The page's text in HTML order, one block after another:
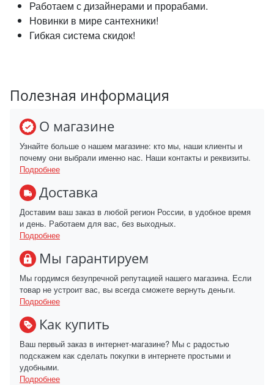
Работаем с дизайнерами и прорабами.
Новинки в мире сантехники!
Гибкая система скидок!
Полезная информация
О магазине
Узнайте больше о нашем магазине: кто мы, наши клиенты и
почему они выбрали именно нас. Наши контакты и реквизиты.
Подробнее
Доставка
Доставим ваш заказ в любой регион России, в удобное время
и день. Работаем для вас, без выходных.
Подробнее
Мы гарантируем
Мы гордимся безупречной репутацией нашего магазина. Если
товар не устроит вас, вы всегда сможете вернуть деньги.
Подробнее
Как купить
Ваш первый заказ в интернет-магазине? Мы с радостью
подскажем как сделать покупки в интернете простыми и
удобными.
Подробнее